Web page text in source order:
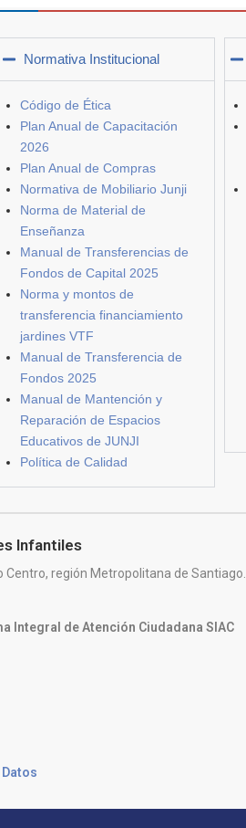
Normativa Institucional
Código de Ética
Plan Anual de Capacitación
2026
Plan Anual de Compras
Normativa de Mobiliario Junji
Norma de Material de
Enseñanza
Manual de Transferencias de
Fondos de Capital 2025
Norma y montos de
transferencia financiamiento
jardines VTF
Manual de Transferencia de
Fondos 2025
Manual de Mantención y
Reparación de Espacios
Educativos de JUNJI
Política de Calidad
Infantiles
Centro, región Metropolitana de Santiago.
Integral de Atención Ciudadana SIAC